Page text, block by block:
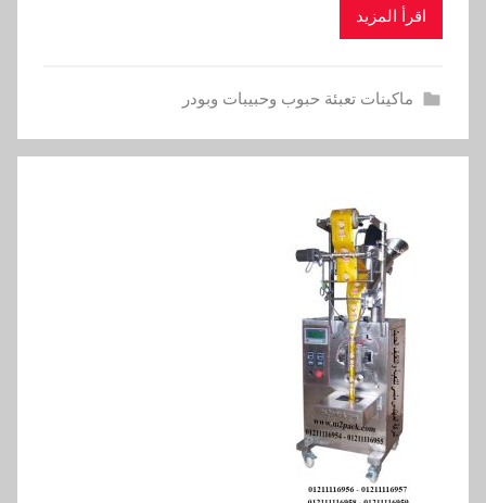
اقرأ المزيد
ماكينات تعبئة حبوب وحبيبات وبودر